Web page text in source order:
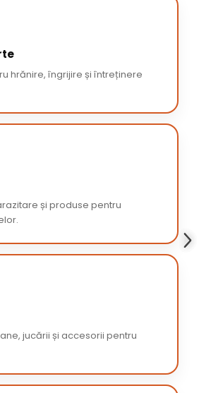
hrănire, îngrijire și întreținere
și produse pentru
jucării și accesorii pentru